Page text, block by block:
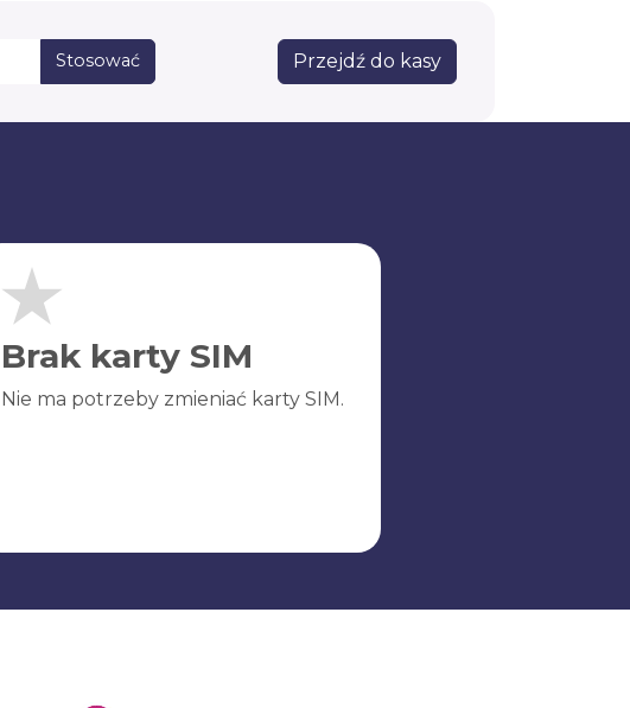
Stosować Przejdź do kasy
Brak karty SIM
Nie ma potrzeby zmieniać karty SIM.